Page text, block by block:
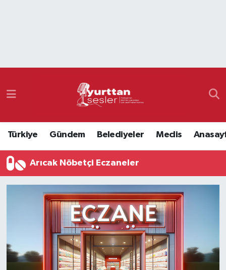
Türkiye Gündem Belediyeler Meclis
Arıcak Nöbetçi Eczaneler
Namaz Vakitleri
Süper Lig Puan Durumu ve Fikstür
Tüm Manşetler
Son Dakika Haberleri
Haber Arşivi